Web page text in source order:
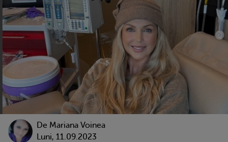
De Mariana Voinea
Luni, 11.09.2023